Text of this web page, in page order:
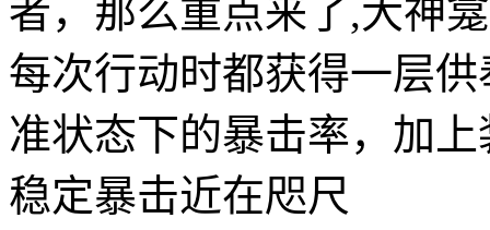
者，那么重点来了,大神
每次行动时都获得一层
准状态下的暴击率，加
稳定暴击近在咫尺